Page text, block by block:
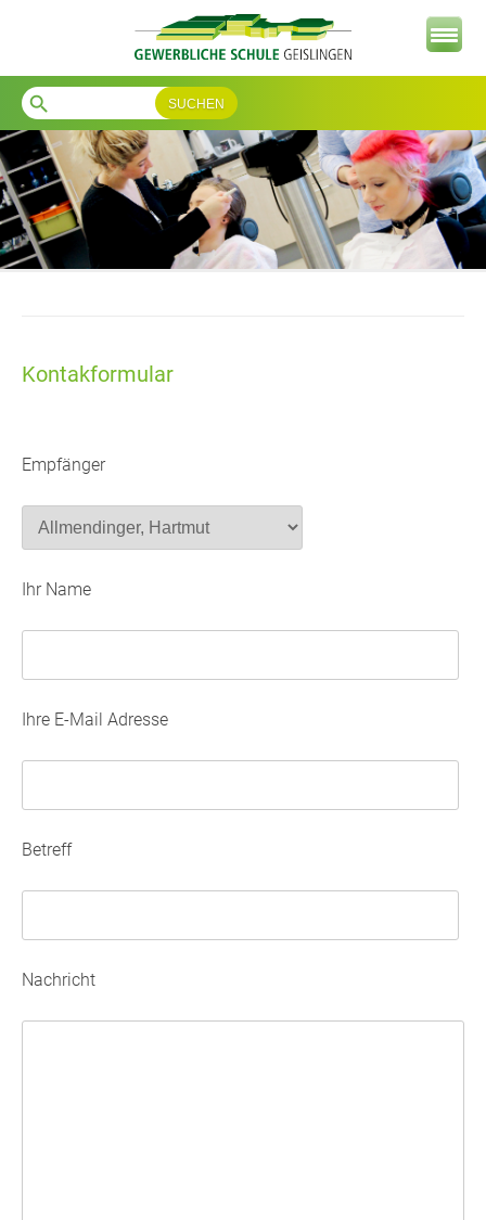
search
Kontakformular
Empfänger
Ihr Name
Ihre E-Mail Adresse
Betreff
Nachricht